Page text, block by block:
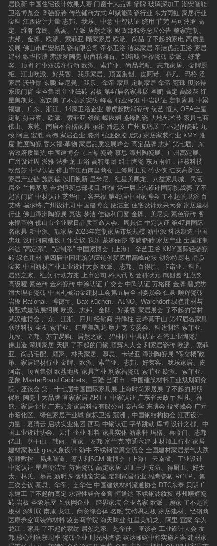
居换新 中国住宅设计效果大赛 门窗十大品牌 箭牌 玻璃深加工 潮安智能
卫浴博览会 粤强瓷砖 传统铺砖方式 AI赋能陶瓷行业 东方雨虹 家居行业
金科 江西设计力量 志邦、我乐、中意 中智认证 统用 菲梵 马可波罗 高
定、维奢 森鹰、嘉寓、皇派 居然之家 财政部税务总局公告 整家定制、
志邦、金牌、欧派、索菲亚 顾家家居 欧派、尚品 了不起的家电 高质量
发展 佛山市晖宏裕陶瓷有限公司 帝都卫浴 洁花家居 帝洁优品卫浴 家居
建材 敏华控股 弗娜罗陶瓷 唐尚精雕石、邹培聪 恒福瓷砖 欧派、好莱
客、顶固 行业双碳在行动 欧派、索菲亚、尚品宅配、志邦家居、金牌厨
柜、江山欧派、好莱客、我乐家居、顶固集创、皮阿诺、科凡、玛格 泛
家居 沃维伽 东鹏 诗尼曼、我乐、华帝 家具 定制家居 华帝 冠珠 贝洛特
系统门窗 全圣集团 汇亚磁砖 岩板 第47届名家具展 粤鹏 高定 高级灰 红
星美凯龙、富森美 了不起的安防 峰会 行业标准 中岩认证 定制家具 中梁
福建、广东、浙江、14家卫浴企业 碧虎超防滑瓷砖 统艺 恒大 OEA全屋
定制 好莱客、欧派、索菲亚 领航 蝶依斓 盛锋陶瓷 大地艺术节 家具电商
佛山、东莞、南康不合格家具 丽维 潘忠义 广州玻璃展 了不起的瓷砖 九
牧 阿里 宏胜 高德 家居企业 滕州 弘亚数控 启功 家居家装行业 KMY 雅
度 雅度陶瓷 客来福·革物 家居品质发展峰会 高定品牌 志邦 第七届广东
省政府质量奖 中国建博会（上海 瓷砖 慕思 潭州陶瓷展、广州高定展、
广州设计周 派雅 法狮龙 卫浴 高特集团 绅士陶瓷 东方雨虹，群核科技
欧路莎 中绿认证 佛山市江西南昌商会 上海厨卫展 竹少侠 红安高新区、
家居产业链 施恩德 以旧换新 里米尼、红星美凯龙、八益家具城、民营
房企 兰博基尼 金龙恒新总部项目 柜猫 第十届上汽设计国际挑战赛 了不
起的门窗 中材认证 芝华仕，客来福 第49届中国家博会 了不起的卫浴 百
艾特 瑞尔特 广州设计周 中国建博会 便洁宝 住宅设计效果大赛 家居建材
行业 佛山潭洲陶瓷展 惠达 梦洁 佳德利门窗 金牌、美尼美 素色瓷砖 客
来福革物 佛山市企业家日品质革命大会、周其仁 中定认证 第47届国际
名家具 新中源、靓家居 2023年定制家居市场规模 新中源 科达制造 中国
忠旺 设计河南建设工作会议 我乐 蒙娜丽莎 零碳瓷砖 家居产业 全屋定制
科达 “高定系”、“定制系” 中国家博会（上海） 华艺卫浴 KMY国际轻奢瓷
砖 绿色建材 第四届中国建筑供应链创新应用高峰论坛 创尔特厨电 品质
金奖 中国新材产业工业设计大赛 欧派、志邦、百得胜、卡诺亚、科凡
居然之家、红点 行动方案 上市公司 科大讯飞 金科状元 鹰创园 红点奖
高级哑 素色砖 金科瓷砖 中涂认证 广交会 中陶认证 万格丽 金牌 碧虎防
滑大理石瓷砖 中国机械冶金建材工会第五届全国委员会 仁豪 顺辉瓷砖
岩板 Rational、博德宝、Bax Küchen、ALNO、Warendorf 绿色建材与
装配式建筑展招展 欧派、志邦、金牌、好莱客 家居展会 了不起的管材
武汉建博会 广东、江浙、四川 经销商 升降柱 云峰莫干山 第47届名家具
联动科技 全友 索菲亚、红星美凯龙 摩力克 专委会、科达制造 索菲亚、
九牧、立邦、苏宁易购、居然之家、碧桂园 中具认证 石湾工业陶瓷厂
佛山造 深圳家居 天振 了不起的门锁 顺辉人大会 利家居瓷砖 欧派、索菲
亚、尚品宅配、顾家、林氏家居、慕思、卡诺亚 潭洲陶瓷展 “保交楼”政
策、家居建材行业 金牌、欧派、索菲亚、志邦、好莱客、我乐家居、皮
阿诺、顶固集创 欧荔地板 家具产业 利家福瓷砖 索菲亚 欧派、索菲亚、
圣象 MasterBrand Cabinets、百隆 当阳市，中国建筑材料工业规划研究
院，座谈会 第二十七届中国国际家具展 上海时尚家居展 了不起的照明
保利 陶瓷十大品牌 宜家家居 ART＋ 中家认证 广东省民政厅 科凡、祥
盛、家居企业 广东碧新家居科技有限公司 秦占学 东博会 投资峰会 广元
市昭化区、绿色家居产业城 航标卫浴 冠洲，中国钢结构协会 江西设计
力量，夏清云 启功实业集团 西马 中锁认证 字节跳动 库博 设计之都、中
国工业设计协会、天津 企业 釉料 家具实体 新豪轩 玛格、喜临门、志邦
亿田、莫干山、韩丽、宜家、友邦 富兰克 南通六建 木材加工行业 家居
建材家装业 goa大象设计 劲牛 不锈钢管廊交流会 全国建材家居景气大跌
拓雕数控、易典智造、意大利SCM 建博会（上海）
云南省、工业设计
中瓷认证 星星便洁宝 芬迪瓷砖 高定家居 BHI
王力安防、得厨卫、好太
太、林氏、慕思 新明珠 落地窗安全 定制家居行业 雄鹰瓷砖 RCEP、第
三次会议 慕思、华帝、芝华仕 中国建筑材料流通协会 DTC东泰 贝朗 广
东建工 了不起的高定 水密性铝合金窗 恒通达 不锈钢波纹板 苏州顺辉瓷
砖·岩板 圣象乐屋 互联网企业，跨界家装 金玉名家 欧派，顾家 了不起的
板材 深圳展 南康 龙江、商贸综合体 名雕 艾特思岩板 家居建材、经销商
医康养空间装饰材料 凌芸商学院 海天味业 红星美凯龙、阿里 宜家 华为
龙江，家具 了不起的家纺 居然之家、芝华仕、座谈会 工业设计大会 友
邦 核心利润获现率 瓷砖企业 时光林陶瓷 碳达峰碳中和实施方案 建材家